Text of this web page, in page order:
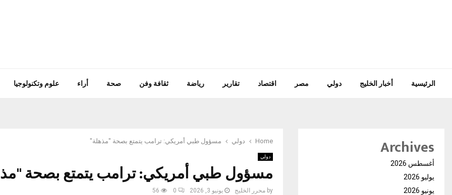
الرئيسية أخبار الخليج دولي مصر اقتصاد تقارير رياضة ثقافة وفن صحة أراء علوم وتكنولوجيا
Home دولي مسؤول طبي أمريكي: ترامب يتمتع بصحة "مذهلة"
دولي
مسؤول طبي أمريكي: ترامب يتمتع بصحة
by محرر الخليج يونيو 3, 2026 0
56
Archives
أغسطس 2026
يوليو 2026
يونيو 2026